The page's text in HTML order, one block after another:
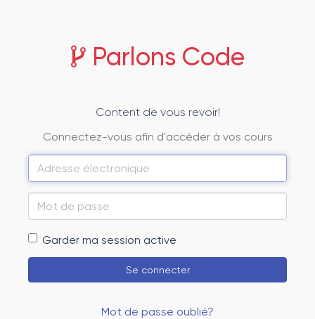
Parlons Code
Content de vous revoir!
Connectez-vous afin d'accéder à vos cours
Adresse
électronique
Mot
de
passe
Garder ma session active
Se connecter
Mot de passe oublié?